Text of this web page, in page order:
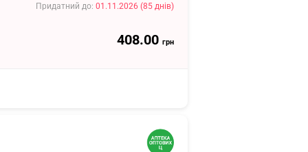
Придатний до: 01.11.2026 (85 днів)
408.00 грн